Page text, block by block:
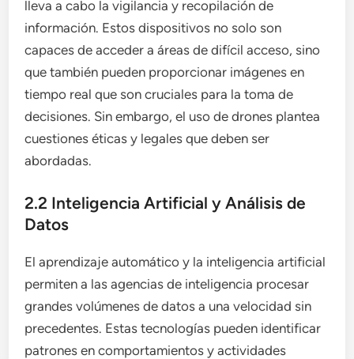
lleva a cabo la vigilancia y recopilación de
información. Estos dispositivos no solo son
capaces de acceder a áreas de difícil acceso, sino
que también pueden proporcionar imágenes en
tiempo real que son cruciales para la toma de
decisiones. Sin embargo, el uso de drones plantea
cuestiones éticas y legales que deben ser
abordadas.
2.2 Inteligencia Artificial y Análisis de
Datos
El aprendizaje automático y la inteligencia artificial
permiten a las agencias de inteligencia procesar
grandes volúmenes de datos a una velocidad sin
precedentes. Estas tecnologías pueden identificar
patrones en comportamientos y actividades